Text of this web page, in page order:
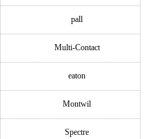
pall
Multi-Contact
eaton
Montwil
Spectre